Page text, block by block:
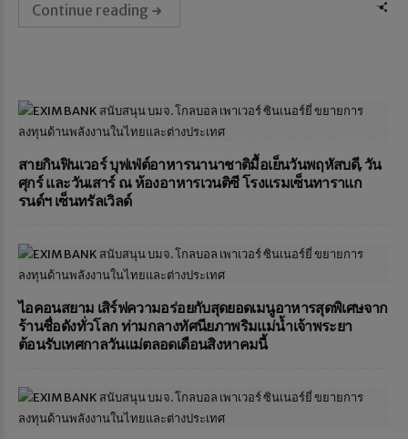
Continue reading
สายกินฟินเวอร์ บุฟเฟ่ต์อาหารนานาชาติมื้อเย็นวันพฤหัสบดี, วัน
ศุกร์ และวันเสาร์ ณ ห้องอาหารเวนติซี โรงแรมเซ็นทาราแก
รนด์ฯ เซ็นทรัลเวิลด์
ไอคอนสยาม เสิร์ฟความอร่อยกับสุดยอดเมนูอาหารสุดพิเศษจาก
ร้านชื่อดังทั่วโลก ท่ามกลางทัศนียภาพริมแม่น้ำเจ้าพระยา
ต้อนรับเทศกาลวันแม่ตลอดเดือนสิงหาคมนี้